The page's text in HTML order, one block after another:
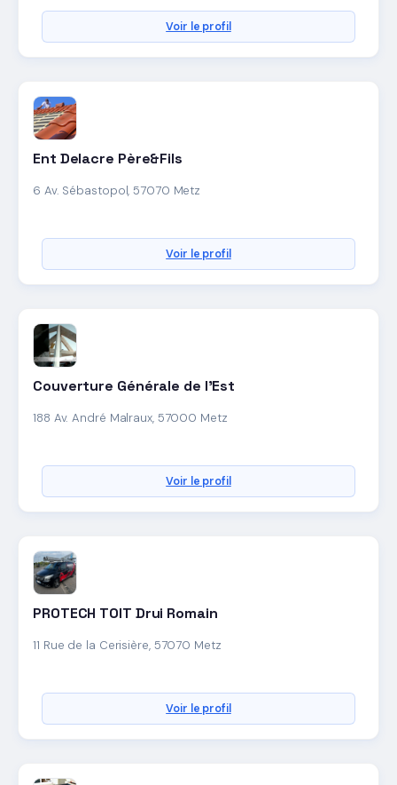
Voir le profil
Ent Delacre Père&Fils
6 Av. Sébastopol, 57070 Metz
Voir le profil
Couverture Générale de l'Est
188 Av. André Malraux, 57000 Metz
Voir le profil
PROTECH TOIT Drui Romain
11 Rue de la Cerisière, 57070 Metz
Voir le profil